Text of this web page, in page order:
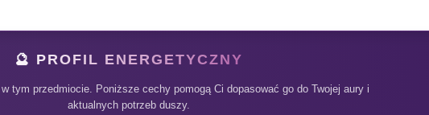
🔮 PROFIL ENERGETYCZNY
tym przedmiocie. Poniższe cechy pomogą Ci dopasować go do Twojej aury i
aktualnych potrzeb duszy.